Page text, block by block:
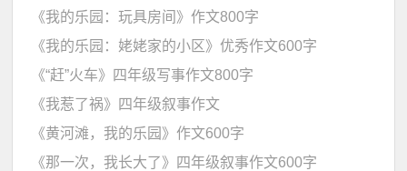
《我的乐园：玩具房间》作文800字
《我的乐园：姥姥家的小区》优秀作文600字
《“赶”火车》四年级写事作文800字
《我惹了祸》四年级叙事作文
《黄河滩，我的乐园》作文600字
《那一次，我长大了》四年级叙事作文600字